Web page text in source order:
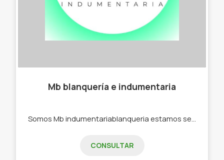
Mb blanquería e indumentaria
CONSULTAR